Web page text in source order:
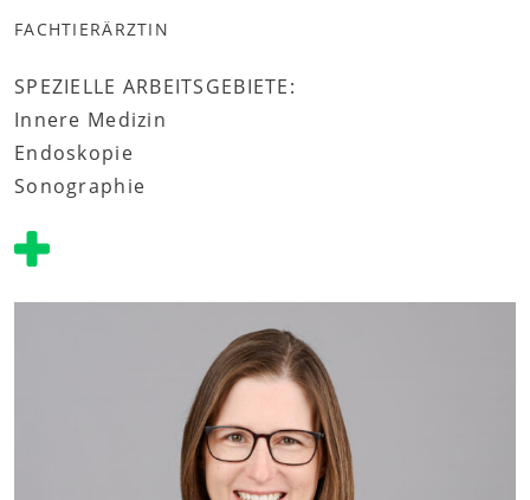
FACHTIERÄRZTIN
SPEZIELLE ARBEITSGEBIETE:
Innere Medizin
Endoskopie
Sonographie